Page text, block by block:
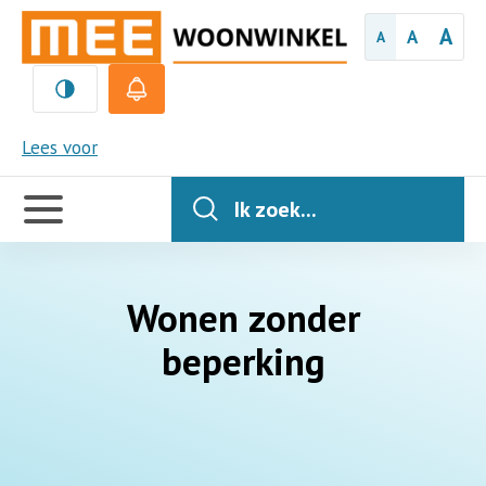
A A A
Lees voor
MEE
Handige
links
Ik zoek...
Wonen zonder
beperking